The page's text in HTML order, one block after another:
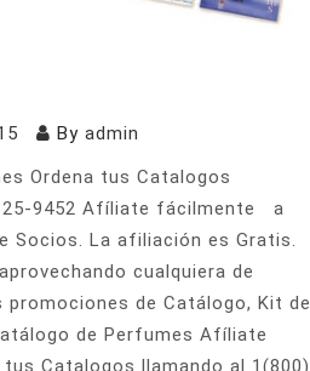
By admin
Ordena tus Catalogos
9452 Afíliate fácilmente a
Socios. La afiliación es Gratis.
cualquiera de
promociones de Catálogo, Kit de
de Perfumes Afíliate
Catalogos llamando al 1(800)